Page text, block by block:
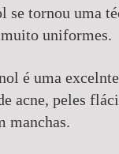
se tornou uma
uniformes.
é uma
acne, peles
manchas.